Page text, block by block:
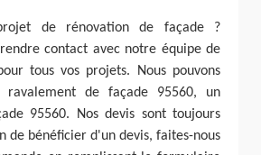
de rénovation de façade ?
contact avec notre équipe de
tous vos projets. Nous pouvons
ravalement de façade 95560, un
95560. Nos devis sont toujours
de bénéficier d'un devis, faites-nous